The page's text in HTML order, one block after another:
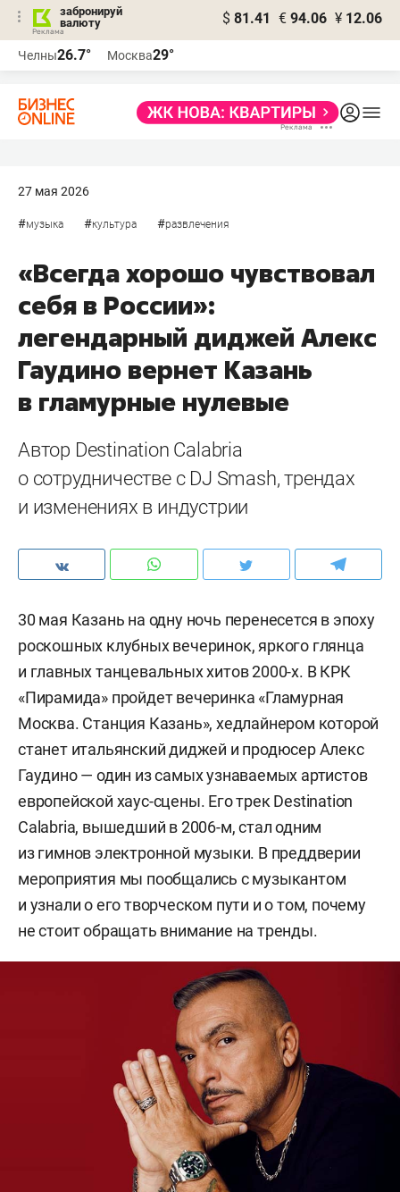
забронируй
валюту
$ 81.41 € 94.06 ¥ 12.06
Челны26.7° Москва29°
27 мая 2026
#музыка #культура #развлечения
«Всегда хорошо чувствовал
себя в России»:
легендарный диджей Алекс
Гаудино вернет Казань
в гламурные нулевые
Автор Destination Calabria
о сотрудничестве с DJ Smash, трендах
и изменениях в индустрии
30 мая Казань на одну ночь перенесется в эпоху
роскошных клубных вечеринок, яркого глянца
и главных танцевальных хитов 2000-х. В КРК
«Пирамида» пройдет вечеринка «Гламурная
Москва. Станция Казань», хедлайнером которой
станет итальянский диджей и продюсер Алекс
Гаудино — один из самых узнаваемых артистов
европейской хаус-сцены. Его трек Destination
Calabria, вышедший в 2006-м, стал одним
из гимнов электронной музыки. В преддверии
мероприятия мы пообщались с музыкантом
и узнали о его творческом пути и о том, почему
не стоит обращать внимание на тренды.